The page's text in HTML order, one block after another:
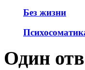
Без жизни
Один